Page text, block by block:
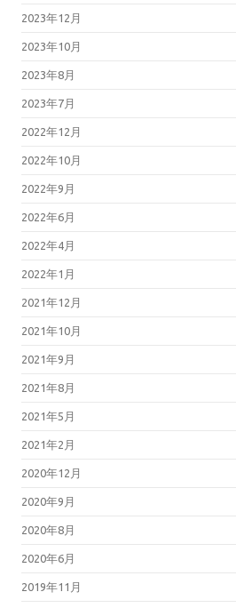
2023年12月
2023年10月
2023年8月
2023年7月
2022年12月
2022年10月
2022年9月
2022年6月
2022年4月
2022年1月
2021年12月
2021年10月
2021年9月
2021年8月
2021年5月
2021年2月
2020年12月
2020年9月
2020年8月
2020年6月
2019年11月